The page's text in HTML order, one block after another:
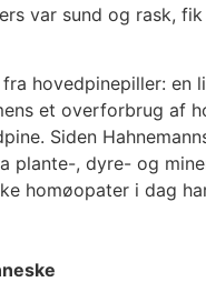
var sund og rask,
hovedpinepiller: en
et overforbrug af
Siden
plante-, dyre- og
homøopater i dag